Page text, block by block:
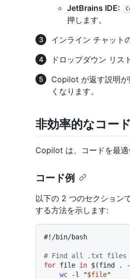
JetBrains IDE:
押します。
インライン チャット
ドロップダウン リス
Copilot が返す説明が
くなります。
非効率的なコー
Copilot は、コードを最適
コード例
以下の 2 つのセクション
する方法を示します:
#!/bin/bash
# Find all .txt files
for file in $(find . -
wc -l "$file"